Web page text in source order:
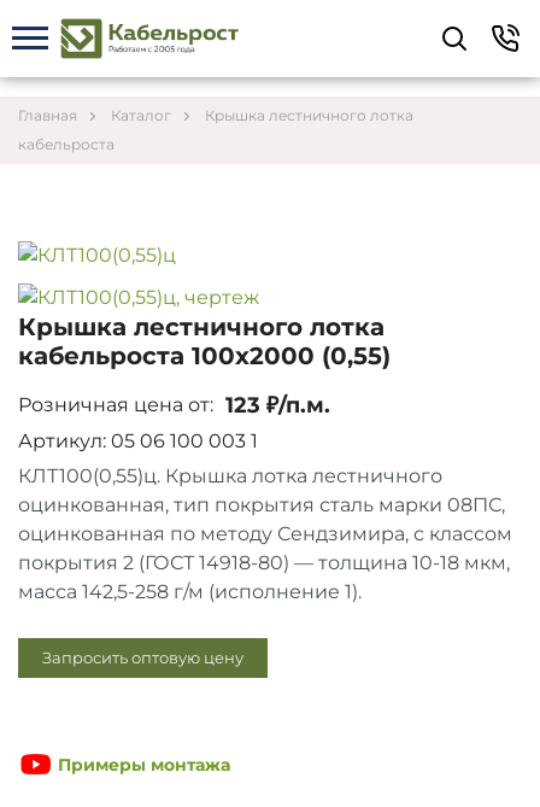
Главная Каталог
Крышка лестничного лотка
кабельроста
Крышка лестничного лотка
кабельроста 100х2000 (0,55)
Розничная цена от: 123 ₽/п.м.
Артикул: 05 06 100 003 1
КЛТ100(0,55)ц. Крышка лотка лестничного
оцинкованная, тип покрытия сталь марки 08ПС,
оцинкованная по методу Сендзимира, с классом
покрытия 2 (ГОСТ 14918-80) — толщина 10-18 мкм,
масса 142,5-258 г/м (исполнение 1).
Запросить оптовую цену
Примеры монтажа
Укажите контакты для связи и требования к
заказу – предложим лучшие варианты по цене,
согласуем сроки и подберём доставку.
Запросить цены